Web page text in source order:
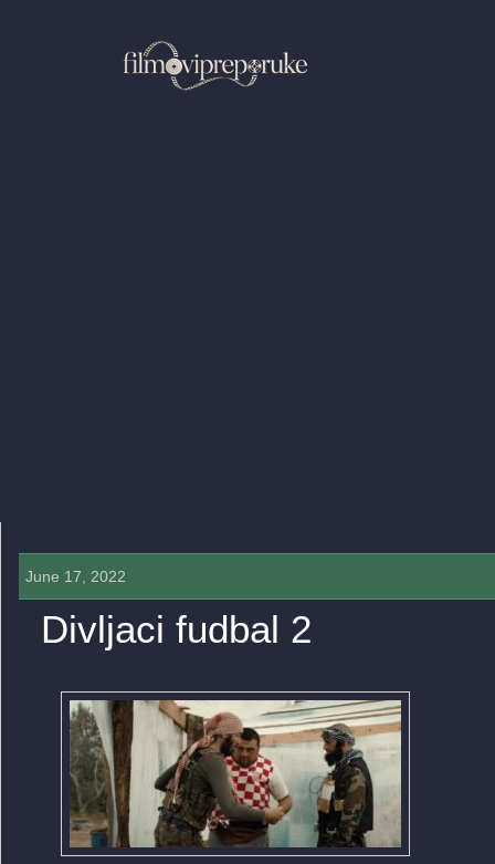
June 17, 2022
0 COMMENTS »
Divljaci fudbal 2